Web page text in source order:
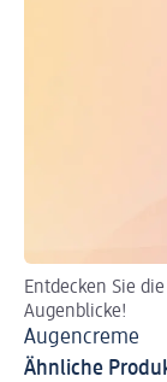
Entdecken Sie
Augenblicke!
Augencreme
Ähnliche